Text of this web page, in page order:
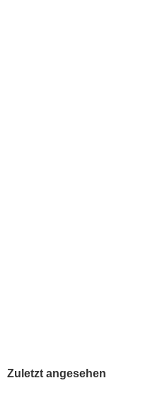
Zuletzt angesehen